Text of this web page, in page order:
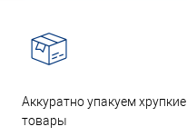
Аккуратно упакуем хрупкие
товары